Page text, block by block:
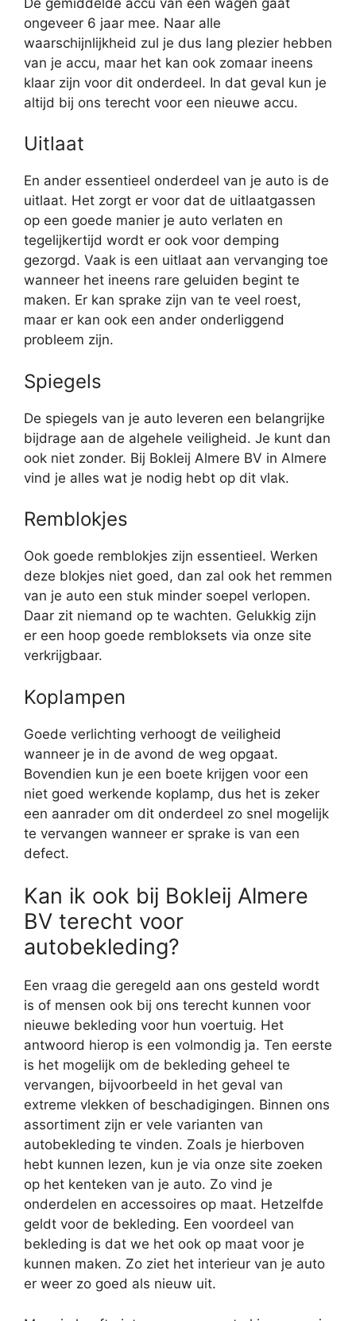
ongeveer 6 jaar mee. Naar alle
waarschijnlijkheid zul je dus lang plezier hebben
van je accu, maar het kan ook zomaar ineens
klaar zijn voor dit onderdeel. In dat geval kun je
altijd bij ons terecht voor een nieuwe accu.
Uitlaat
En ander essentieel onderdeel van je auto is de
uitlaat. Het zorgt er voor dat de uitlaatgassen
op een goede manier je auto verlaten en
tegelijkertijd wordt er ook voor demping
gezorgd. Vaak is een uitlaat aan vervanging toe
wanneer het ineens rare geluiden begint te
maken. Er kan sprake zijn van te veel roest,
maar er kan ook een ander onderliggend
probleem zijn.
Spiegels
De spiegels van je auto leveren een belangrijke
bijdrage aan de algehele veiligheid. Je kunt dan
ook niet zonder. Bij Bokleij Almere BV in Almere
vind je alles wat je nodig hebt op dit vlak.
Remblokjes
Ook goede remblokjes zijn essentieel. Werken
deze blokjes niet goed, dan zal ook het remmen
van je auto een stuk minder soepel verlopen.
Daar zit niemand op te wachten. Gelukkig zijn
er een hoop goede rembloksets via onze site
verkrijgbaar.
Koplampen
Goede verlichting verhoogt de veiligheid
wanneer je in de avond de weg opgaat.
Bovendien kun je een boete krijgen voor een
niet goed werkende koplamp, dus het is zeker
een aanrader om dit onderdeel zo snel mogelijk
te vervangen wanneer er sprake is van een
defect.
Kan ik ook bij Bokleij Almere
BV terecht voor
autobekleding?
Een vraag die geregeld aan ons gesteld wordt
is of mensen ook bij ons terecht kunnen voor
nieuwe bekleding voor hun voertuig. Het
antwoord hierop is een volmondig ja. Ten eerste
is het mogelijk om de bekleding geheel te
vervangen, bijvoorbeeld in het geval van
extreme vlekken of beschadigingen. Binnen ons
assortiment zijn er vele varianten van
autobekleding te vinden. Zoals je hierboven
hebt kunnen lezen, kun je via onze site zoeken
op het kenteken van je auto. Zo vind je
onderdelen en accessoires op maat. Hetzelfde
geldt voor de bekleding. Een voordeel van
bekleding is dat we het ook op maat voor je
kunnen maken. Zo ziet het interieur van je auto
er weer zo goed als nieuw uit.